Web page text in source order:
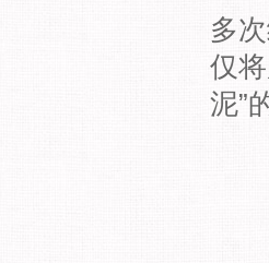
多
仅
泥”